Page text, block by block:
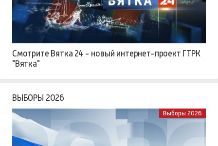
Смотрите Вятка 24 - новый интернет-проект ГТРК
"Вятка"
ВЫБОРЫ 2026
Выборы 2026